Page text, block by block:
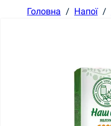
Головна / Напої /